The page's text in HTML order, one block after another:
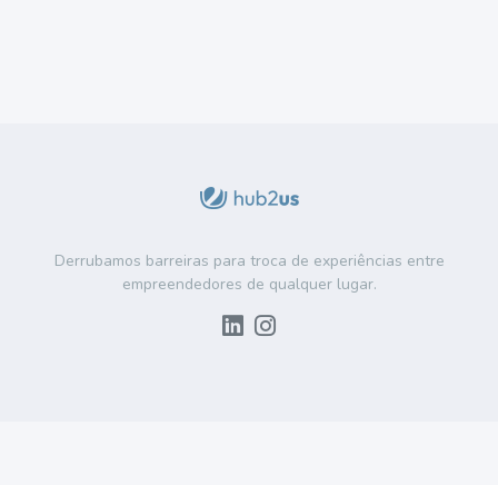
Derrubamos barreiras para troca de experiências entre
empreendedores de qualquer lugar.